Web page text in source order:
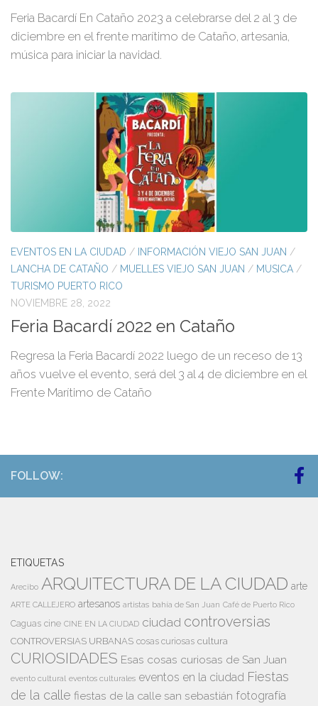
Feria Bacardí En Cataño 2023 a celebrarse del 2 al 3 de
diciembre en el frente marítimo de Cataño, artesania,
música para iniciar la navidad.
EVENTOS EN LA CIUDAD / INFORMACIÓN VIEJO SAN JUAN /
LANCHA DE CATAÑO / MUELLES VIEJO SAN JUAN / MUSICA /
TURISMO PUERTO RICO
NOVIEMBRE 28, 2022
Feria Bacardí 2022 en Cataño
Regresa la Feria Bacardí 2022 luego de un receso de 13
años vuelve el evento, será del 3 al 4 de diciembre en el
Frente Marítimo de Cataño
FOLLOW:
ETIQUETAS
Arecibo ARQUITECTURA DE LA CIUDAD arte
ARTE CALLEJERO artesanos artistas bahía de San Juan Café de Puerto Rico
Caguas cine CINE EN LA CIUDAD ciudad controversias
CONTROVERSIAS URBANAS cosas curiosas cultura
CURIOSIDADES Esas cosas curiosas de San Juan
evento cultural eventos culturales eventos en la ciudad Fiestas
de la calle fiestas de la calle san sebastián fotografía